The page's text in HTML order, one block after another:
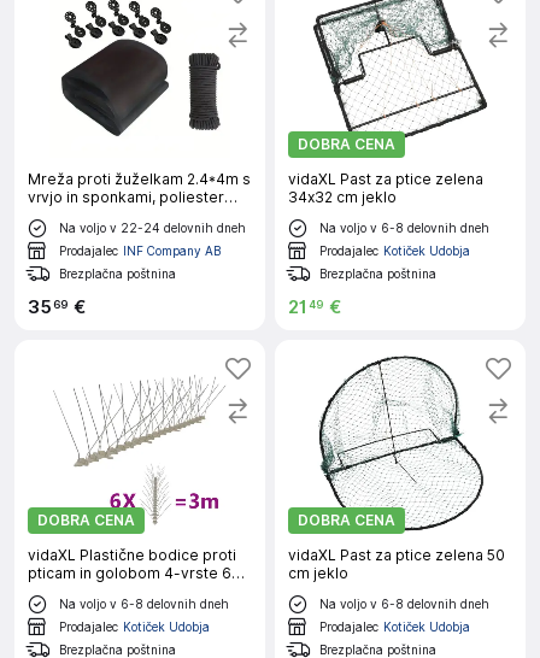
Mreža proti žuželkam 2.4*4m s
vrvjo in sponkami, poliester
Black
Na voljo v 22-24 delovnih dneh
Prodajalec INF Company AB
Brezplačna poštnina
3569 €
DOBRA CENA
vidaXL Past za ptice zelena
34x32 cm jeklo
Na voljo v 6-8 delovnih dneh
Prodajalec Kotiček Udobja
Brezplačna poštnina
21 49 €
DOBRA CENA
vidaXL Plastične bodice proti
pticam in golobom 4-vrste 6
kosov 3 m
Na voljo v 6-8 delovnih dneh
Prodajalec Kotiček Udobja
Brezplačna poštnina
DOBRA CENA
vidaXL Past za ptice zelena 50
cm jeklo
Na voljo v 6-8 delovnih dneh
Prodajalec Kotiček Udobja
Brezplačna poštnina